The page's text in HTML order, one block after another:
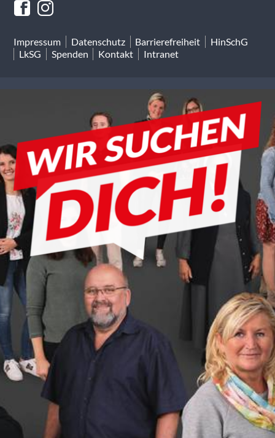
Impressum Datenschutz Barrierefreiheit
HinSchG
LkSG
Spenden Kontakt Intranet